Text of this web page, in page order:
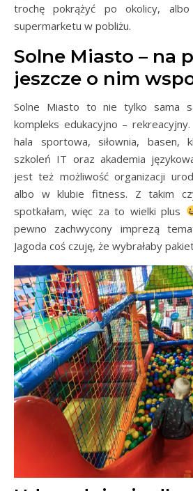
trochę pokrążyć po okolicy,
supermarketu w pobliżu.
Solne Miasto – na
jeszcze o nim
Solne Miasto to nie tylko sama
kompleks edukacyjno –
hala sportowa, siłownia, basen,
szkoleń IT oraz akademia
jest też możliwość organizacji
albo w klubie fitness. Z takim
spotkałam, więc za to wielki plus
pewno zachwycony imprezą
Jagoda coś czuję, że wybrałaby